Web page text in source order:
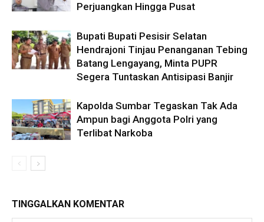
Perjuangkan Hingga Pusat
Bupati Bupati Pesisir Selatan
Hendrajoni Tinjau Penanganan Tebing
Batang Lengayang, Minta PUPR
Segera Tuntaskan Antisipasi Banjir
Kapolda Sumbar Tegaskan Tak Ada
Ampun bagi Anggota Polri yang
Terlibat Narkoba
TINGGALKAN KOMENTAR